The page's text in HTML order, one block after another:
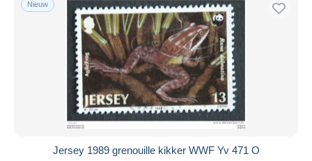
Gratis levering
Betaalmiddelen
PayPal
Bankoverschrijving
Visa
Mastercard
iDeal
Nieuw
Jersey 1989 grenouille kikker WWF Yv 471 O